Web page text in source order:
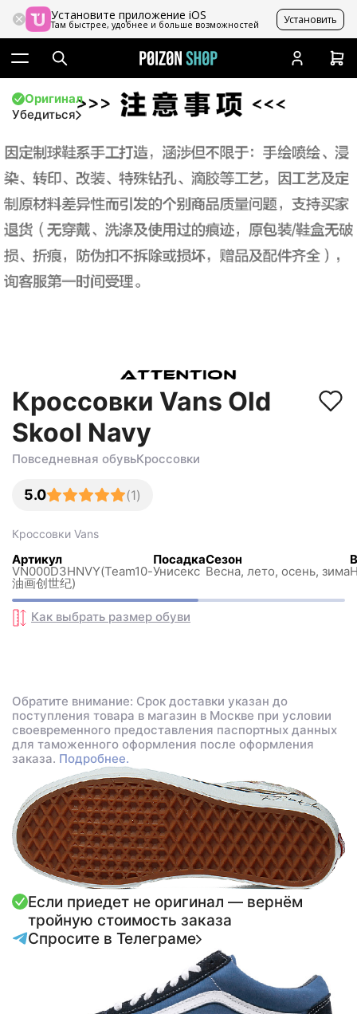
Установите приложение iOS
Там быстрее, удобнее и больше возможностей Установить
Оригинал
Убедиться
Кроссовки Vans Old
Skool Navy
Повседневная обувьКроссовки
5.0 (1)
Кроссовки Vans
Артикул
VN000D3HNVY(Team10-
油画创世纪)
Посадка
Унисекс
Сезон
Весна, лето, осень, зима
Как выбрать размер обуви
Обратите внимание: Срок доставки указан до
поступления товара в магазин в Москве при условии
своевременного предоставления паспортных данных
для таможенного оформления после оформления
заказа. Подробнее.
Если приедет не оригинал — вернём
тройную стоимость заказа
Спросите в Телеграме